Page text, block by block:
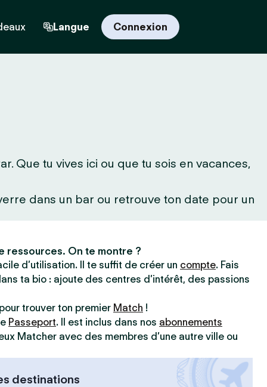
Langue Connexion
Que tu vives ici ou que tu sois en vacances,
dans un bar ou retrouve ton date pour un
ressources. On te montre ?
d’utilisation. Il te suffit de créer un compte. Fais
ta bio : ajoute des centres d’intérêt, des passions
trouver ton premier Match !
Passeport. Il est inclus dans nos abonnements
Matcher avec des membres d’une autre ville ou
destinations